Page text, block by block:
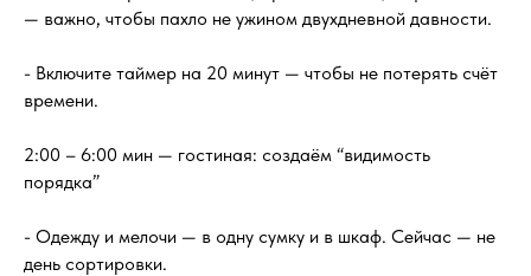
— важно, чтобы пахло не ужином двухдневной давности.
- Включите таймер на 20 минут — чтобы не потерять счёт
времени.
2:00 – 6:00 мин — гостиная: создаём “видимость
порядка”
- Одежду и мелочи — в одну сумку и в шкаф. Сейчас — не
день сортировки.